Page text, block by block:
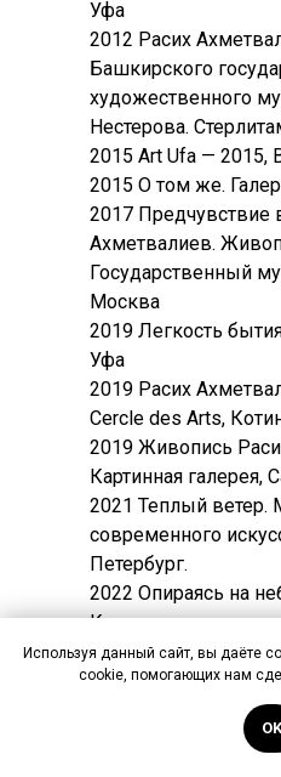
Уфа
2012 Расих
Башкирского
художественного
Нестерова.
2015 Art Ufa —
2015 О том же.
2017 Предчувствие
Ахметвалиев.
Государственный
Москва
2019 Легкость
Уфа
2019 Расих
Cercle des Arts,
2019 Живопись
Картинная галерея,
2021 Теплый ветер.
современного
Петербург.
2022 Опираясь на
Казань
2023 Меняя
Мирас. Уфа
2024 В гостях у
Мемориальный дом-
Используя данный сайт, вы даёте
cookie, помогающих нам
OK